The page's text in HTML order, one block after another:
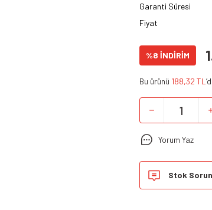
Garanti Süresi
Fiyat
%8 İNDİRİM
Bu ürünü 188,32 TL
Yorum Yaz
Stok